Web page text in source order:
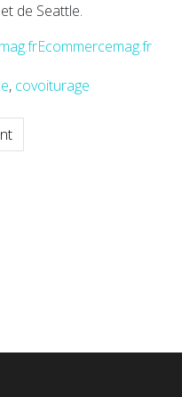
de Seattle.
, covoiturage
: L'Ademe et Scania